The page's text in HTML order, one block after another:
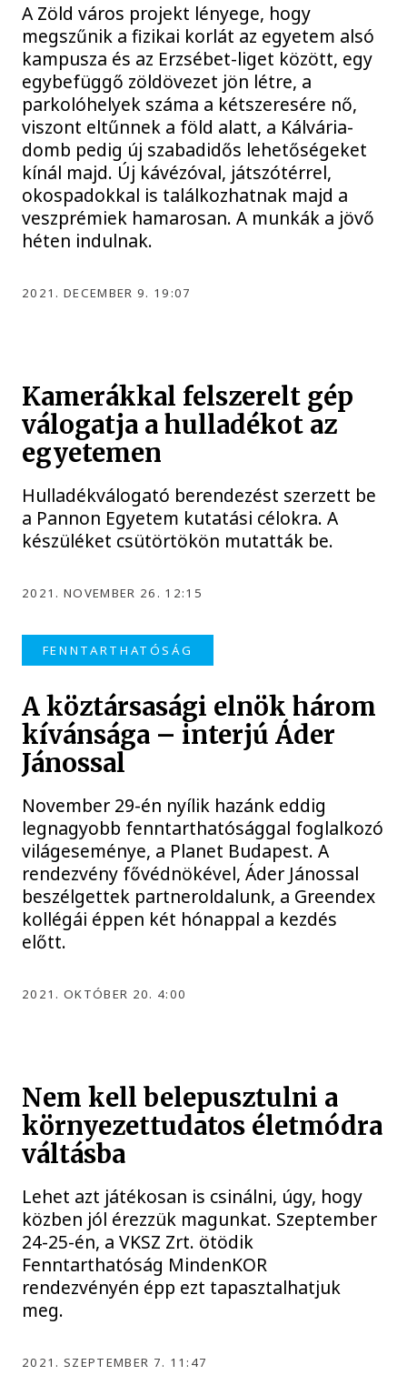
A Zöld város projekt lényege, hogy
megszűnik a fizikai korlát az egyetem alsó
kampusza és az Erzsébet-liget között, egy
egybefüggő zöldövezet jön létre, a
parkolóhelyek száma a kétszeresére nő,
viszont eltűnnek a föld alatt, a Kálvária-
domb pedig új szabadidős lehetőségeket
kínál majd. Új kávézóval, játszótérrel,
okospadokkal is találkozhatnak majd a
veszprémiek hamarosan. A munkák a jövő
héten indulnak.
2021. DECEMBER 9. 19:07
Kamerákkal felszerelt gép
válogatja a hulladékot az
egyetemen
Hulladékválogató berendezést szerzett be
a Pannon Egyetem kutatási célokra. A
készüléket csütörtökön mutatták be.
2021. NOVEMBER 26. 12:15
FENNTARTHATÓSÁG
A köztársasági elnök három
kívánsága – interjú Áder
Jánossal
November 29-én nyílik hazánk eddig
legnagyobb fenntarthatósággal foglalkozó
világeseménye, a Planet Budapest. A
rendezvény fővédnökével, Áder Jánossal
beszélgettek partneroldalunk, a Greendex
kollégái éppen két hónappal a kezdés
előtt.
2021. OKTÓBER 20. 4:00
Nem kell belepusztulni a
környezettudatos életmódra
váltásba
Lehet azt játékosan is csinálni, úgy, hogy
közben jól érezzük magunkat. Szeptember
24-25-én, a VKSZ Zrt. ötödik
Fenntarthatóság MindenKOR
rendezvényén épp ezt tapasztalhatjuk
meg.
2021. SZEPTEMBER 7. 11:47